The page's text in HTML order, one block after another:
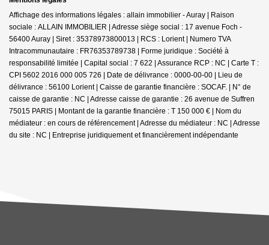
Affichage des informations légales : allain immobilier - Auray | Raison
sociale : ALLAIN IMMOBILIER | Adresse siège social : 17 avenue Foch -
56400 Auray | Siret : 35378973800013 | RCS : Lorient | Numero TVA
Intracommunautaire : FR76353789738 | Forme juridique : Société à
responsabilité limitée | Capital social : 7 622 | Assurance RCP : NC | Carte T :
CPI 5602 2016 000 005 726 | Date de délivrance : 0000-00-00 | Lieu de
délivrance : 56100 Lorient | Caisse de garantie financière : SOCAF. | N° de
caisse de garantie : NC | Adresse caisse de garantie : 26 avenue de Suffren
75015 PARIS | Montant de la garantie financière : T 150 000 € | Nom du
médiateur : en cours de référencement | Adresse du médiateur : NC | Adresse
du site : NC | Entreprise juridiquement et financièrement indépendante